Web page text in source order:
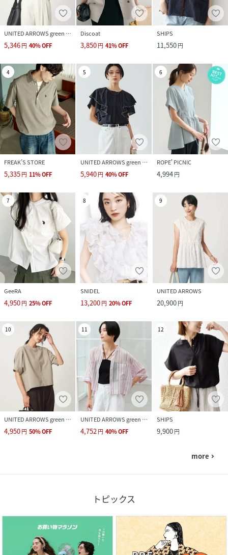
UNITED ARROWS green label relaxing
5,346円 40%OFF
Discoat
3,850円 41%OFF
SHIPS
11,550円
4
FREAK’S STORE
5,335円 11%OFF
5
UNITED ARROWS green label relaxing
5,940円 40%OFF
6
ROPE' PICNIC
4,994円
7
GeeRA
4,950円 25%OFF
8
SNIDEL
13,200円 20%OFF
9
UNITED ARROWS
20,900円
10
UNITED ARROWS green label relaxing
4,950円 50%OFF
11
UNITED ARROWS green label relaxing
4,752円 40%OFF
12
SHIPS
9,900円
more navigate_next
トピックス